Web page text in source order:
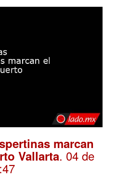
marcan
Vallarta. 04 de